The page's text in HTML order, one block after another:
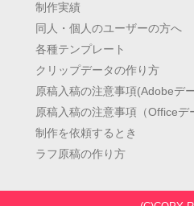
制作実績
同人・個人のユーザーの方へ
各種テンプレート
クリップデータの作り方
原稿入稿の注意事項(Adobeデ
原稿入稿の注意事項（Officeデ
制作を依頼するとき
ラフ原稿の作り方